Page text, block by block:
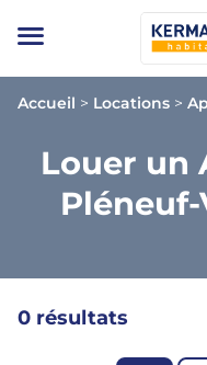
Accueil > Locations >
Louer un
Pléneuf-
0 résultats